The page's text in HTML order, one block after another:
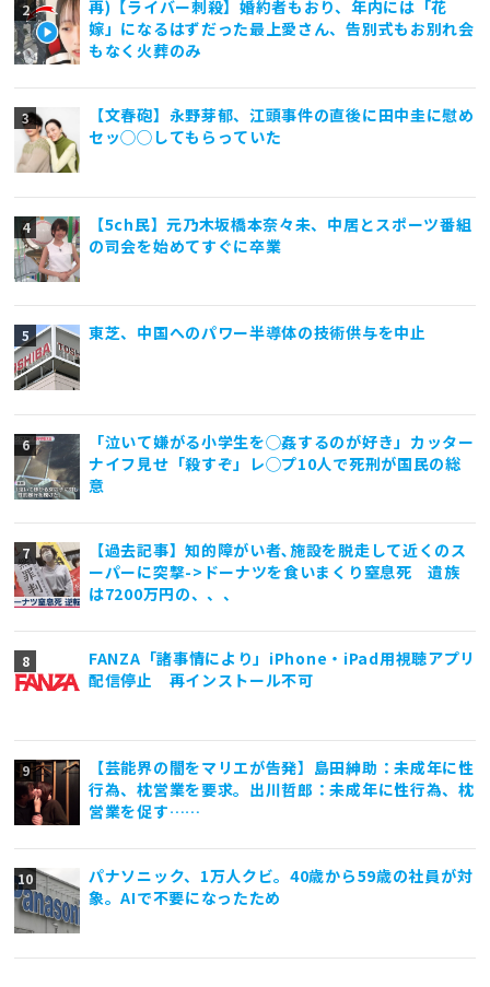
再)【ライバー刺殺】婚約者もおり、年内には「花
嫁」になるはずだった最上愛さん、告別式もお別れ会
もなく火葬のみ
【文春砲】永野芽郁、江頭事件の直後に田中圭に慰め
セッ◯◯してもらっていた
【5ch民】元乃木坂橋本奈々未、中居とスポーツ番組
の司会を始めてすぐに卒業
東芝、中国へのパワー半導体の技術供与を中止
「泣いて嫌がる小学生を◯姦するのが好き」カッター
ナイフ見せ「殺すぞ」レ◯プ10人で死刑が国民の総
意
【過去記事】知的障がい者､施設を脱走して近くのス
ーパーに突撃->ドーナツを食いまくり窒息死 遺族
は7200万円の、、、
FANZA「諸事情により」iPhone・iPad用視聴アプリ
配信停止 再インストール不可
【芸能界の闇をマリエが告発】島田紳助：未成年に性
行為、枕営業を要求。出川哲郎：未成年に性行為、枕
営業を促す……
パナソニック、1万人クビ。40歳から59歳の社員が対
象。AIで不要になったため